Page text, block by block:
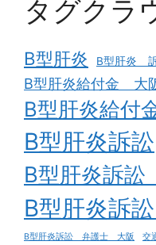
タグクラ
B型肝炎 B型肝炎
B型肝炎給付金 大
B型肝炎給付
B型肝炎訴訟
B型肝炎訴
B型肝炎訴
B型肝炎訴訟 弁護士 大阪 交